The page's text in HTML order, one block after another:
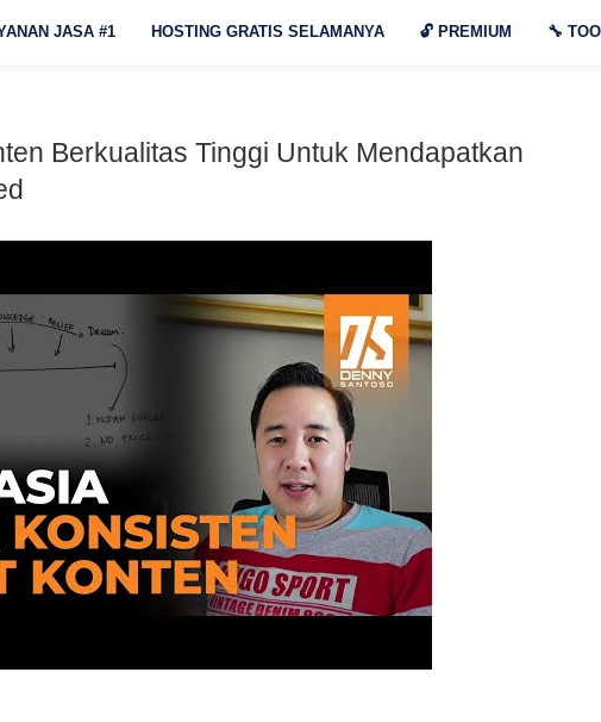
JASA #1 HOSTING GRATIS SELAMANYA 🔓 PREMIUM 🔧
Berkualitas Tinggi Untuk Mendapatkan